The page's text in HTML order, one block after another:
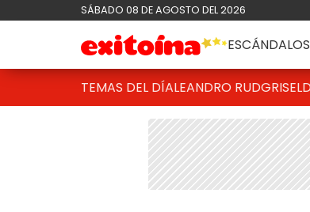
SÁBADO 08 DE AGOSTO DEL 2026
ESCÁNDALOS
TEMAS DEL DÍALEANDRO RUD